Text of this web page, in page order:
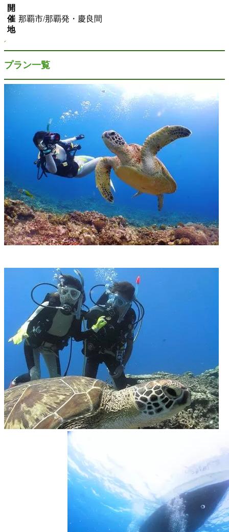
開
催
地
那覇市/那覇発・慶良間
プラン一覧